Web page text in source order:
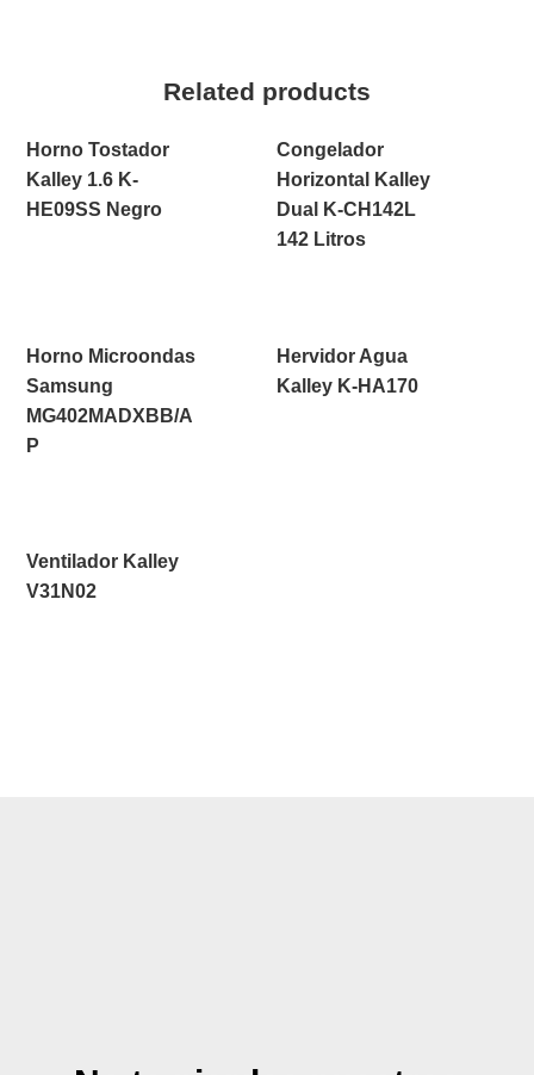
Related products
Horno Tostador
Kalley 1.6 K-
HE09SS Negro
Congelador
Horizontal Kalley
Dual K-CH142L
142 Litros
Horno Microondas
Samsung
MG402MADXBB/A
P
Hervidor Agua
Kalley K-HA170
Ventilador Kalley
V31N02